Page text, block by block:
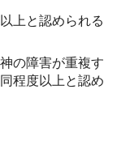
上と認められる
の障害が重複す
程度以上と認め